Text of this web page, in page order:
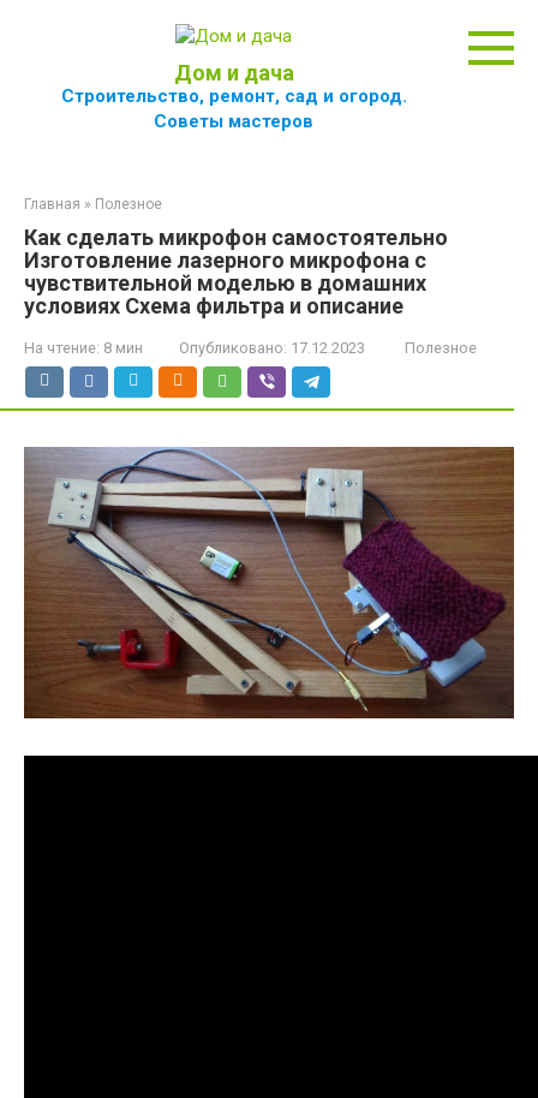
Дом и дача
Строительство, ремонт, сад и огород.
Советы мастеров
Главная » Полезное
Как сделать микрофон самостоятельно
Изготовление лазерного микрофона с
чувствительной моделью в домашних
условиях Схема фильтра и описание
На чтение: 8 мин Опубликовано: 17.12.2023 Полезное